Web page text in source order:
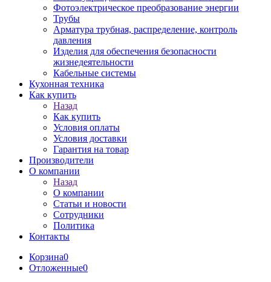
Фотоэлектрическое преобразование энергии
Трубы
Арматура трубная, распределение, контроль
давления
Изделия для обеспечения безопасности
жизнедеятельности
Кабельные системы
Кухонная техника
Как купить
Назад
Как купить
Условия оплаты
Условия доставки
Гарантия на товар
Производители
О компании
Назад
О компании
Статьи и новости
Сотрудники
Политика
Контакты
Корзина0
Отложенные0